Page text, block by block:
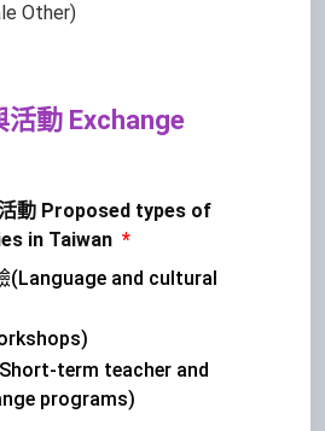
Other)
活動 Exchange
動 Proposed types of
in Taiwan *
(Language and cultural
term teacher and
programs)